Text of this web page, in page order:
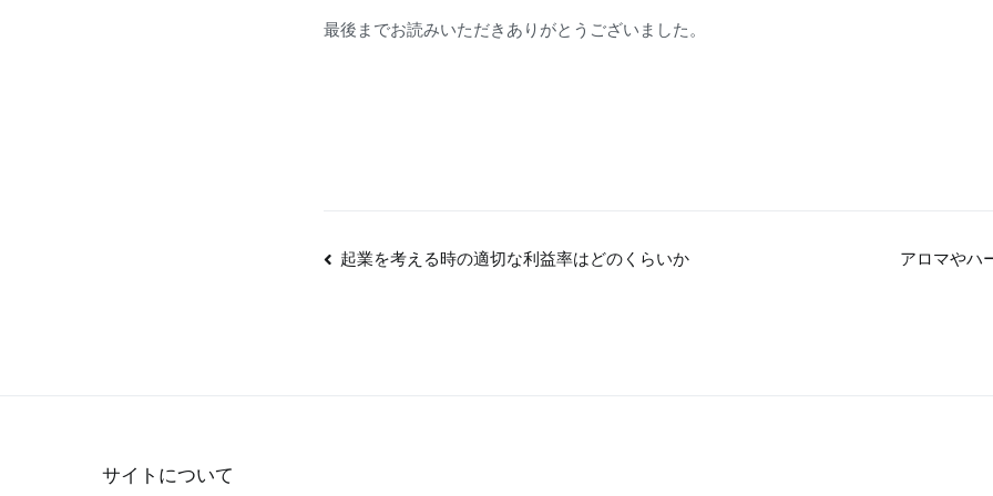
最後までお読みいただきありがとうございました。
投起業を考える時の適切な利益率はどのくらいか アロマやハ
サイトについて